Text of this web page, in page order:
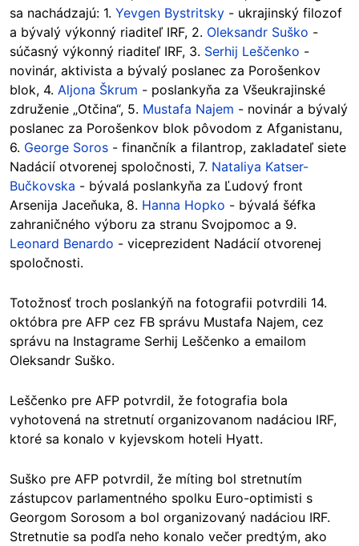
sa nachádzajú: 1. Yevgen Bystritsky - ukrajinský filozof
a bývalý výkonný riaditeľ IRF, 2. Oleksandr Suško -
súčasný výkonný riaditeľ IRF, 3. Serhij Leščenko -
novinár, aktivista a bývalý poslanec za Porošenkov
blok, 4. Aljona Škrum - poslankyňa za Všeukrajinské
združenie „Otčina“, 5. Mustafa Najem - novinár a bývalý
poslanec za Porošenkov blok pôvodom z Afganistanu,
6. George Soros - finančník a filantrop, zakladateľ siete
Nadácií otvorenej spoločnosti, 7. Nataliya Katser-
Bučkovska - bývalá poslankyňa za Ľudový front
Arsenija Jaceňuka, 8. Hanna Hopko - bývalá šéfka
zahraničného výboru za stranu Svojpomoc a 9.
Leonard Benardo - viceprezident Nadácií otvorenej
spoločnosti.
Totožnosť troch poslankýň na fotografii potvrdili 14.
októbra pre AFP cez FB správu Mustafa Najem, cez
správu na Instagrame Serhij Leščenko a emailom
Oleksandr Suško.
Leščenko pre AFP potvrdil, že fotografia bola
vyhotovená na stretnutí organizovanom nadáciou IRF,
ktoré sa konalo v kyjevskom hoteli Hyatt.
Suško pre AFP potvrdil, že míting bol stretnutím
zástupcov parlamentného spolku Euro-optimisti s
Georgom Sorosom a bol organizovaný nadáciou IRF.
Stretnutie sa podľa neho konalo večer predtým, ako